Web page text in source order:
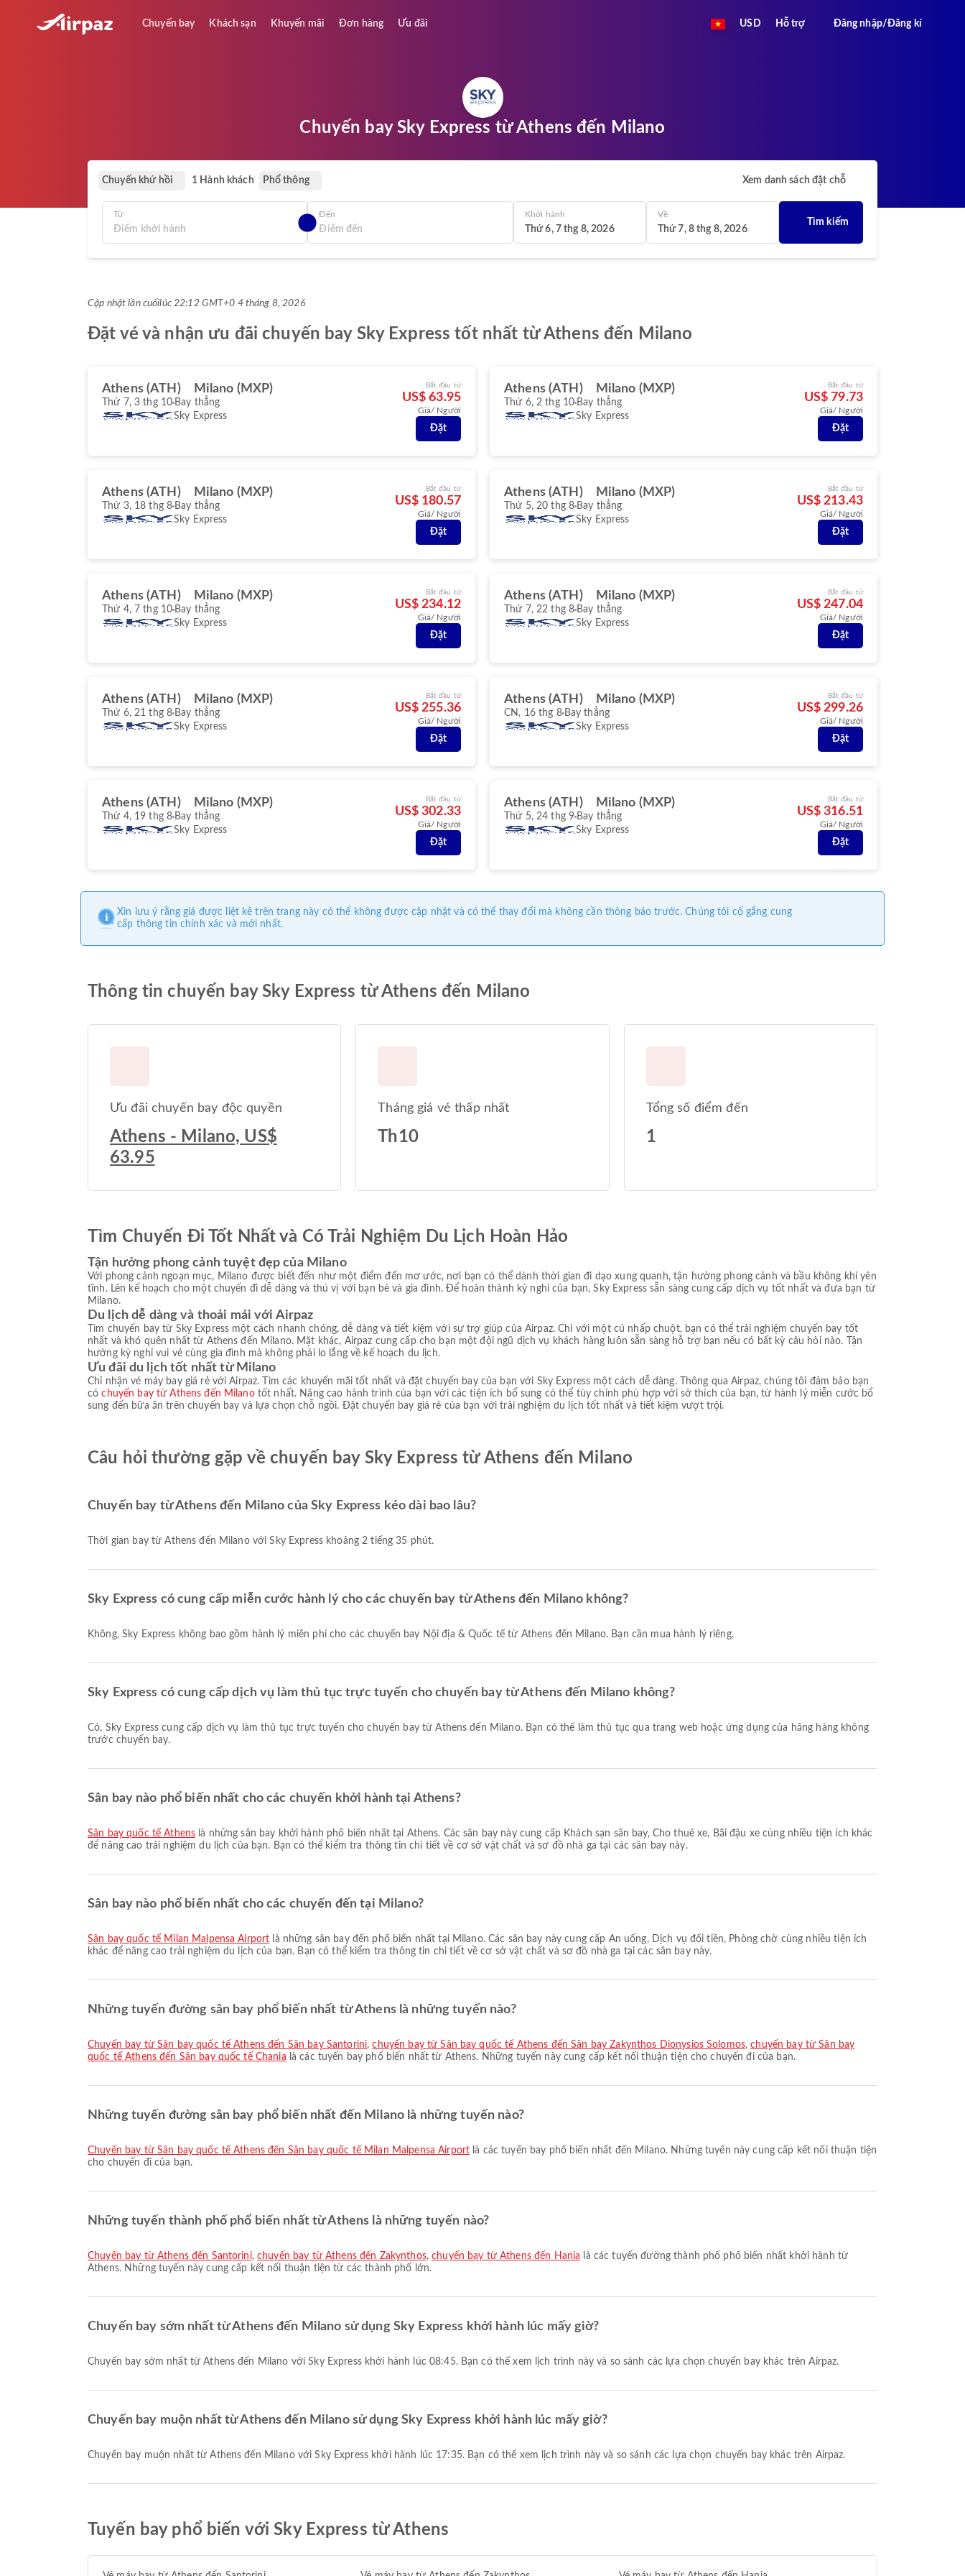
Chuyến bay Khách sạn Khuyến mãi Đơn hàng Ưu đãi USD Hỗ trợ Đăng nhập/Đăng kí
Chuyến bay Sky Express từ Athens đến Milano
Chuyến khứ hồi 1 Hành khách Phổ thông Xem danh sách đặt chỗ
Từ Đến Khởi hành
Thứ 6, 7 thg 8, 2026
Về
Thứ 7, 8 thg 8, 2026
Tìm kiếm
Cập nhật lần cuốilúc 22:12 GMT+0 4 tháng 8, 2026
Đặt vé và nhận ưu đãi chuyến bay Sky Express tốt nhất từ Athens đến Milano
Athens (ATH) Milano (MXP)
Thứ 7, 3 thg 10 Bay thẳng
Sky Express
Bắt đầu từ
US$ 63.95
Giá/ Người
Đặt
Athens (ATH) Milano (MXP)
Thứ 6, 2 thg 10 Bay thẳng
Sky Express
Bắt đầu từ
US$ 79.73
Giá/ Người
Đặt
Athens (ATH) Milano (MXP)
Thứ 3, 18 thg 8 Bay thẳng
Sky Express
Bắt đầu từ
US$ 180.57
Giá/ Người
Đặt
Athens (ATH) Milano (MXP)
Thứ 5, 20 thg 8 Bay thẳng
Sky Express
Bắt đầu từ
US$ 213.43
Giá/ Người
Đặt
Athens (ATH) Milano (MXP)
Thứ 4, 7 thg 10 Bay thẳng
Sky Express
Bắt đầu từ
US$ 234.12
Giá/ Người
Đặt
Athens (ATH) Milano (MXP)
Thứ 7, 22 thg 8 Bay thẳng
Sky Express
Bắt đầu từ
US$ 247.04
Giá/ Người
Đặt
Athens (ATH) Milano (MXP)
Thứ 6, 21 thg 8 Bay thẳng
Sky Express
Bắt đầu từ
US$ 255.36
Giá/ Người
Đặt
Athens (ATH) Milano (MXP)
CN, 16 thg 8 Bay thẳng
Sky Express
Bắt đầu từ
US$ 299.26
Giá/ Người
Đặt
Athens (ATH) Milano (MXP)
Thứ 4, 19 thg 8 Bay thẳng
Sky Express
Bắt đầu từ
US$ 302.33
Giá/ Người
Đặt
Athens (ATH) Milano (MXP)
Thứ 5, 24 thg 9 Bay thẳng
Sky Express
Bắt đầu từ
US$ 316.51
Giá/ Người
Đặt
Xin lưu ý rằng giá được liệt kê trên trang này có thể không được cập nhật và có thể thay đổi mà không cần thông báo trước. Chúng tôi cố gắng cung
cấp thông tin chính xác và mới nhất.
Thông tin chuyến bay Sky Express từ Athens đến Milano
Ưu đãi chuyến bay độc quyền
Athens - Milano, US$
63.95
Tháng giá vé thấp nhất
Th10
Tổng số điểm đến
1
Tìm Chuyến Đi Tốt Nhất và Có Trải Nghiệm Du Lịch Hoàn Hảo
Tận hưởng phong cảnh tuyệt đẹp của Milano
Với phong cảnh ngoạn mục, Milano được biết đến như một điểm đến mơ ước, nơi bạn có thể dành thời gian đi dạo xung quanh, tận hưởng phong cảnh và bầu không khí yên
tĩnh. Lên kế hoạch cho một chuyến đi dễ dàng và thú vị với bạn bè và gia đình. Để hoàn thành kỳ nghỉ của bạn, Sky Express sẵn sàng cung cấp dịch vụ tốt nhất và đưa bạn từ
Milano.
Du lịch dễ dàng và thoải mái với Airpaz
Tìm chuyến bay từ Sky Express một cách nhanh chóng, dễ dàng và tiết kiệm với sự trợ giúp của Airpaz. Chỉ với một cú nhấp chuột, bạn có thể trải nghiệm chuyến bay tốt
nhất và khó quên nhất từ Athens đến Milano. Mặt khác, Airpaz cung cấp cho bạn một đội ngũ dịch vụ khách hàng luôn sẵn sàng hỗ trợ bạn nếu có bất kỳ câu hỏi nào. Tận
hưởng kỳ nghỉ vui vẻ cùng gia đình mà không phải lo lắng về kế hoạch du lịch.
Ưu đãi du lịch tốt nhất từ Milano
Chỉ nhận vé máy bay giá rẻ với Airpaz. Tìm các khuyến mãi tốt nhất và đặt chuyến bay của bạn với Sky Express một cách dễ dàng. Thông qua Airpaz, chúng tôi đảm bảo bạn
cóchuyến bay từ Athens đến Milanotốt nhất. Nâng cao hành trình của bạn với các tiện ích bổ sung có thể tùy chỉnh phù hợp với sở thích của bạn, từ hành lý miễn cước bổ
sung đến bữa ăn trên chuyến bay và lựa chọn chỗ ngồi. Đặt chuyến bay giá rẻ của bạn với trải nghiệm du lịch tốt nhất và tiết kiệm vượt trội.
Câu hỏi thường gặp về chuyến bay Sky Express từ Athens đến Milano
Chuyến bay từ Athens đến Milano của Sky Express kéo dài bao lâu?
Thời gian bay từ Athens đến Milano với Sky Express khoảng 2 tiếng 35 phút.
Sky Express có cung cấp miễn cước hành lý cho các chuyến bay từ Athens đến Milano không?
Không, Sky Express không bao gồm hành lý miễn phí cho các chuyến bay Nội địa & Quốc tế từ Athens đến Milano. Bạn cần mua hành lý riêng.
Sky Express có cung cấp dịch vụ làm thủ tục trực tuyến cho chuyến bay từ Athens đến Milano không?
Có, Sky Express cung cấp dịch vụ làm thủ tục trực tuyến cho chuyến bay từ Athens đến Milano. Bạn có thể làm thủ tục qua trang web hoặc ứng dụng của hãng hàng không
trước chuyến bay.
Sân bay nào phổ biến nhất cho các chuyến khởi hành tại Athens?
Sân bay quốc tế Athens là những sân bay khởi hành phổ biến nhất tại Athens. Các sân bay này cung cấp Khách sạn sân bay, Cho thuê xe, Bãi đậu xe cùng nhiều tiện ích khác
để nâng cao trải nghiệm du lịch của bạn. Bạn có thể kiểm tra thông tin chi tiết về cơ sở vật chất và sơ đồ nhà ga tại các sân bay này.
Sân bay nào phổ biến nhất cho các chuyến đến tại Milano?
Sân bay quốc tế Milan Malpensa Airport là những sân bay đến phổ biến nhất tại Milano. Các sân bay này cung cấp Ăn uống, Dịch vụ đổi tiền, Phòng chờ cùng nhiều tiện ích
khác để nâng cao trải nghiệm du lịch của bạn. Bạn có thể kiểm tra thông tin chi tiết về cơ sở vật chất và sơ đồ nhà ga tại các sân bay này.
Những tuyến đường sân bay phổ biến nhất từ Athens là những tuyến nào?
chuyến bay từ Sân bay quốc tế Athens đến Sân bay Santorini,chuyến bay từ Sân bay quốc tế Athens đến Sân bay Zakynthos Dionysios Solomos,chuyến bay từ Sân bay
quốc tế Athens đến Sân bay quốc tế Chania là các tuyến bay phổ biến nhất từ Athens. Những tuyến này cung cấp kết nối thuận tiện cho chuyến đi của bạn.
Những tuyến đường sân bay phổ biến nhất đến Milano là những tuyến nào?
chuyến bay từ Sân bay quốc tế Athens đến Sân bay quốc tế Milan Malpensa Airport là các tuyến bay phổ biến nhất đến Milano. Những tuyến này cung cấp kết nối thuận tiện
cho chuyến đi của bạn.
Những tuyến thành phố phổ biến nhất từ Athens là những tuyến nào?
chuyến bay từ Athens đến Santorini,chuyến bay từ Athens đến Zakynthos,chuyến bay từ Athens đến Hania là các tuyến đường thành phố phổ biến nhất khởi hành từ
Athens. Những tuyến này cung cấp kết nối thuận tiện từ các thành phố lớn.
Chuyến bay sớm nhất từ Athens đến Milano sử dụng Sky Express khởi hành lúc mấy giờ?
Chuyến bay sớm nhất từ Athens đến Milano với Sky Express khởi hành lúc 08:45. Bạn có thể xem lịch trình này và so sánh các lựa chọn chuyến bay khác trên Airpaz.
Chuyến bay muộn nhất từ Athens đến Milano sử dụng Sky Express khởi hành lúc mấy giờ?
Chuyến bay muộn nhất từ Athens đến Milano với Sky Express khởi hành lúc 17:35. Bạn có thể xem lịch trình này và so sánh các lựa chọn chuyến bay khác trên Airpaz.
Tuyến bay phổ biến với Sky Express từ Athens